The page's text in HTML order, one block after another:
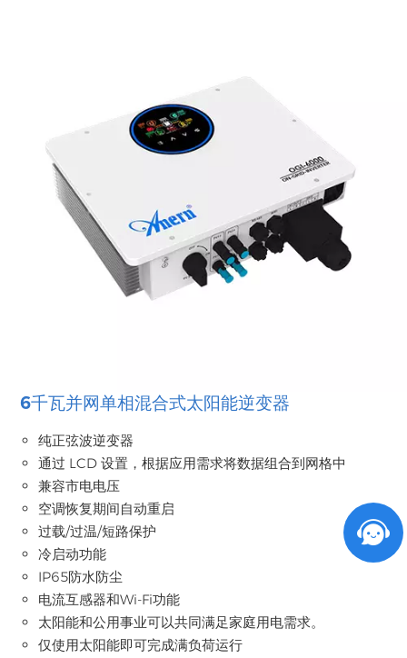
6千瓦并网单相混合式太阳能逆变器
纯正弦波逆变器
通过 LCD 设置，根据应用需求将数据组合到网格中
兼容市电电压
空调恢复期间自动重启
过载/过温/短路保护
冷启动功能
IP65防水防尘
电流互感器和Wi-Fi功能
太阳能和公用事业可以共同满足家庭用电需求。
仅使用太阳能即可完成满负荷运行